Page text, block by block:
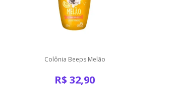
Colônia Beeps Melão
R$ 32,90